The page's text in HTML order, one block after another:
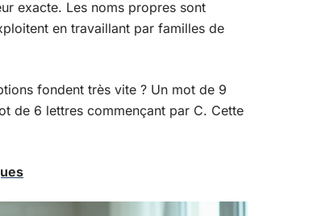
exacte. Les noms propres sont
en travaillant par familles de
fondent très vite ? Un mot de 9
de 6 lettres commençant par C. Cette